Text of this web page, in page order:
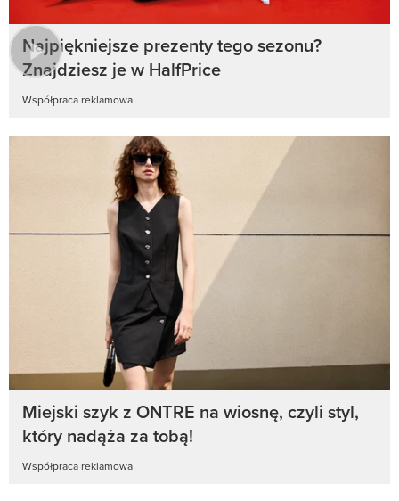
Najpiękniejsze prezenty tego sezonu?
Znajdziesz je w HalfPrice
Współpraca reklamowa
Miejski szyk z ONTRE na wiosnę, czyli styl,
który nadąża za tobą!
Współpraca reklamowa